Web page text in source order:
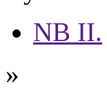
NB II.
»